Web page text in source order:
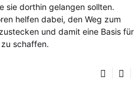
sie dorthin gelangen sollten.
helfen dabei, den Weg zum
und damit eine Basis für
schaffen.